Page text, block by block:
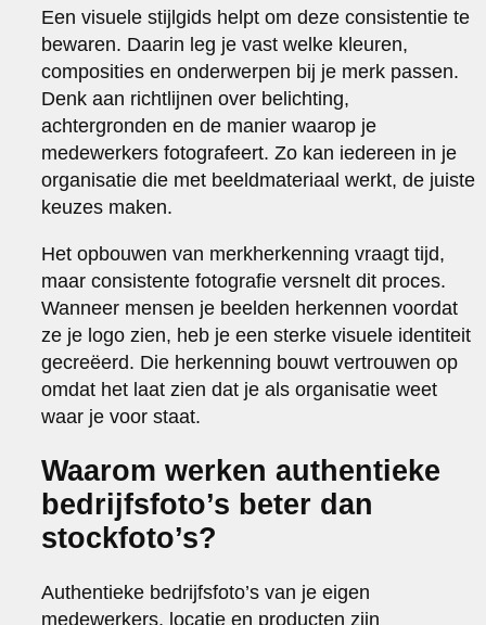
Een visuele stijlgids helpt om deze consistentie te
bewaren. Daarin leg je vast welke kleuren,
composities en onderwerpen bij je merk passen.
Denk aan richtlijnen over belichting,
achtergronden en de manier waarop je
medewerkers fotografeert. Zo kan iedereen in je
organisatie die met beeldmateriaal werkt, de juiste
keuzes maken.
Het opbouwen van merkherkenning vraagt tijd,
maar consistente fotografie versnelt dit proces.
Wanneer mensen je beelden herkennen voordat
ze je logo zien, heb je een sterke visuele identiteit
gecreëerd. Die herkenning bouwt vertrouwen op
omdat het laat zien dat je als organisatie weet
waar je voor staat.
Waarom werken authentieke
bedrijfsfoto’s beter dan
stockfoto’s?
Authentieke bedrijfsfoto’s van je eigen
medewerkers, locatie en producten zijn